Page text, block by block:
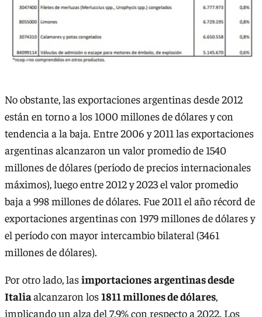
No obstante, las exportaciones argentinas desde 2012
están en torno a los 1000 millones de dólares y con
tendencia a la baja. Entre 2006 y 2011 las exportaciones
argentinas alcanzaron un valor promedio de 1540
millones de dólares (período de precios internacionales
máximos), luego entre 2012 y 2023 el valor promedio
baja a 998 millones de dólares. Fue 2011 el año récord de
exportaciones argentinas con 1979 millones de dólares y
el período con mayor intercambio bilateral (3461
millones de dólares).
Por otro lado, lasimportacionesargentinas desde
Italiaalcanzaron los1811 millones de dólares,
implicando un alza del 7,9% con respecto a 2022. Los